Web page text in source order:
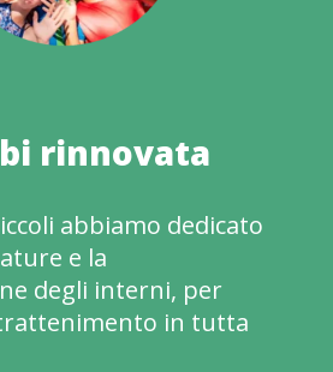
rinnovata
abbiamo dedicato
e la
degli interni, per
in tutta